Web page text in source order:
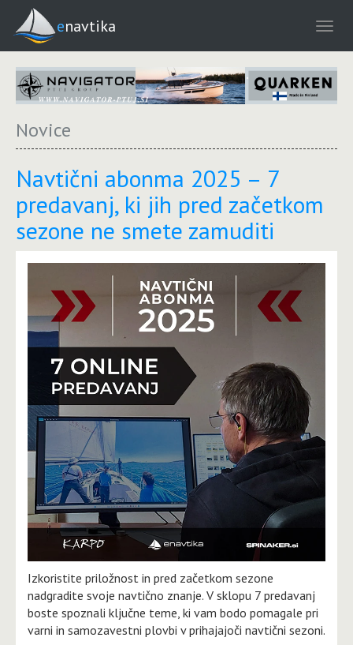
enavtika
Novice
Navtični abonma 2025 – 7
predavanj, ki jih pred začetkom
sezone ne smete zamuditi
Izkoristite priložnost in pred začetkom sezone
nadgradite svoje navtično znanje. V sklopu 7 predavanj
boste spoznali ključne teme, ki vam bodo pomagale pri
varni in samozavestni plovbi v prihajajoči navtični sezoni.